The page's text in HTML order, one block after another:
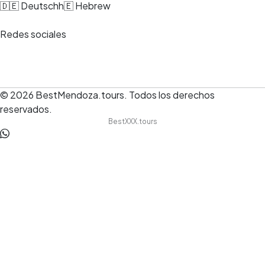
🇩🇪 Deutschh🇪 Hebrew
Redes sociales
© 2026 BestMendoza.tours. Todos los derechos
reservados.
BestXXX.tours